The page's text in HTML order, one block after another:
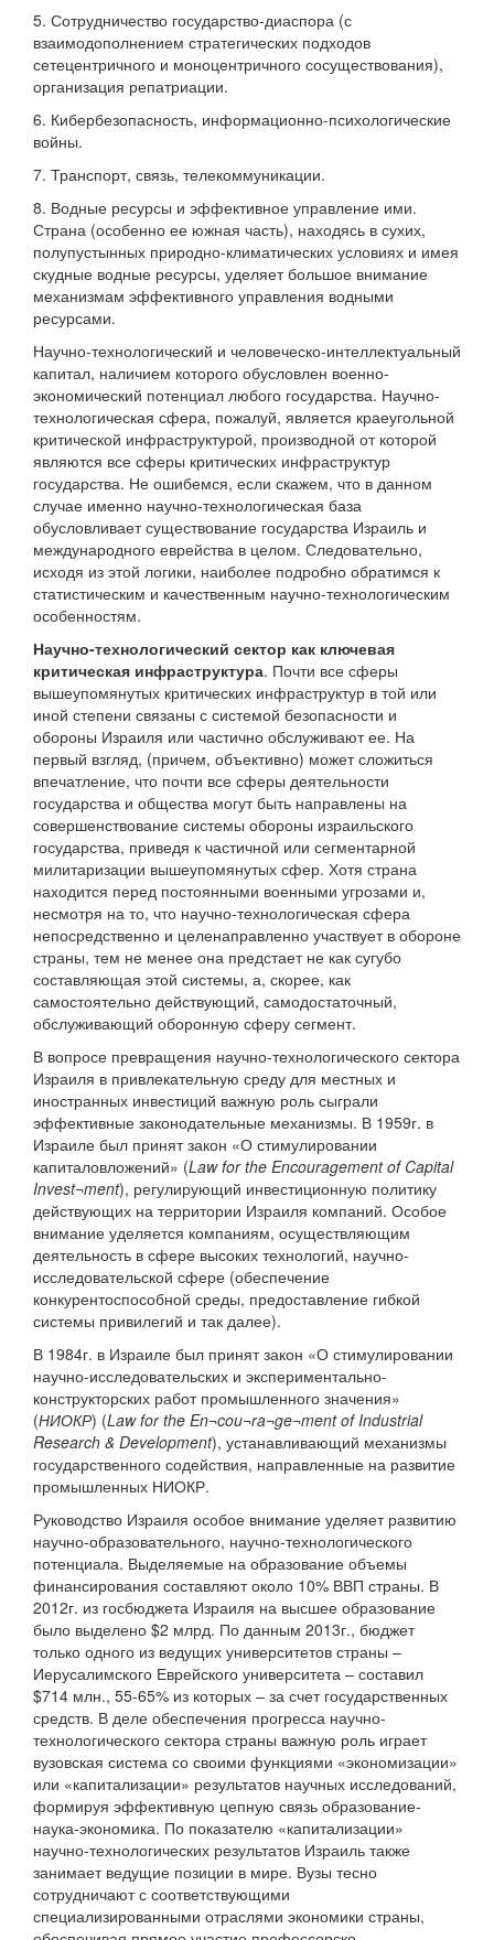
5. Сотрудничество государство-диаспора (с
взаимодополнением стратегических подходов
сетецентричного и моноцентричного сосуществования),
организация репатриации.
6. Кибербезопасность, информационно-психологические
войны.
7. Транспорт, связь, телекоммуникации.
8. Водные ресурсы и эффективное управление ими.
Страна (особенно ее южная часть), находясь в сухих,
полупустынных природно-климатических условиях и имея
скудные водные ресурсы, уделяет большое внимание
механизмам эффективного управления водными
ресурсами.
Научно-технологический и человеческо-интеллектуальный
капитал, наличием которого обусловлен военно-
экономический потенциал любого государства. Научно-
технологическая сфера, пожалуй, является краеугольной
критической инфраструктурой, производной от которой
являются все сферы критических инфраструктур
государства. Не ошибемся, если скажем, что в данном
случае именно научно-технологическая база
обусловливает существование государства Израиль и
международного еврейства в целом. Следовательно,
исходя из этой логики, наиболее подробно обратимся к
статистическим и качественным научно-технологическим
особенностям.
Научно-технологический сектор как ключевая
критическая инфраструктура. Почти все сферы
вышеупомянутых критических инфраструктур в той или
иной степени связаны с системой безопасности и
обороны Израиля или частично обслуживают ее. На
первый взгляд, (причем, объективно) может сложиться
впечатление, что почти все сферы деятельности
государства и общества могут быть направлены на
совершенствование системы обороны израильского
государства, приведя к частичной или сегментарной
милитаризации вышеупомянутых сфер. Хотя страна
находится перед постоянными военными угрозами и,
несмотря на то, что научно-технологическая сфера
непосредственно и целенаправленно участвует в обороне
страны, тем не менее она предстает не как сугубо
составляющая этой системы, а, скорее, как
самостоятельно действующий, самодостаточный,
обслуживающий оборонную сферу сегмент.
В вопросе превращения научно-технологического сектора
Израиля в привлекательную среду для местных и
иностранных инвестиций важную роль сыграли
эффективные законодательные механизмы. В 1959г. в
Израиле был принят закон «О стимулировании
капиталовложений» (Law for the Encouragement of Capital
Invest¬ment), регулирующий инвестиционную политику
действующих на территории Израиля компаний. Особое
внимание уделяется компаниям, осуществляющим
деятельность в сфере высоких технологий, научно-
исследовательской сфере (обеспечение
конкурентоспособной среды, предоставление гибкой
системы привилегий и так далее).
В 1984г. в Израиле был принят закон «О стимулировании
научно-исследовательских и экспериментально-
конструкторских работ промышленного значения»
(НИОКР) (Law for the En¬cou¬ra¬ge¬ment of Industrial
Research & Development), устанавливающий механизмы
государственного содействия, направленные на развитие
промышленных НИОКР.
Руководство Израиля особое внимание уделяет развитию
научно-образовательного, научно-технологического
потенциала. Выделяемые на образование объемы
финансирования составляют около 10% ВВП страны. В
2012г. из госбюджета Израиля на высшее образование
было выделено $2 млрд. По данным 2013г., бюджет
только одного из ведущих университетов страны –
Иерусалимского Еврейского университета – составил
$714 млн., 55-65% из которых – за счет государственных
средств. В деле обеспечения прогресса научно-
технологического сектора страны важную роль играет
вузовская система со своими функциями «экономизации»
или «капитализации» результатов научных исследований,
формируя эффективную цепную связь образование-
наука-экономика. По показателю «капитализации»
научно-технологических результатов Израиль также
занимает ведущие позиции в мире. Вузы тесно
сотрудничают с соответствующими
специализированными отраслями экономики страны,